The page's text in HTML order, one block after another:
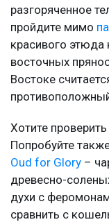
разгоряченное
пройдите мимо
красивого этюда
восточных
Востоке
Хотите
Попробуйте
Oud for Glory –
древесно-
духи с
сравнить с